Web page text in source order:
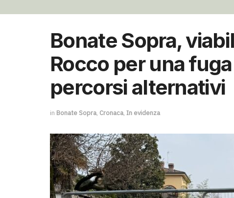
Bonate Sopra,
Rocco per una
percorsi alternativi
in Bonate Sopra, Cronaca, In evidenza